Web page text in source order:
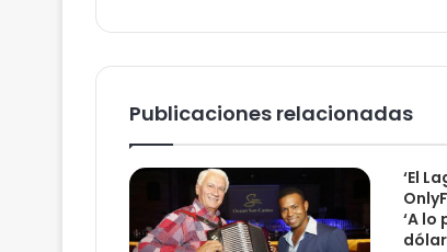
Publicaciones relacionadas
‘El
‘A lo